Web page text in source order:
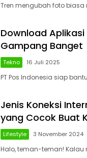
Tren mengubah foto
Download Aplikasi
Gampang Banget
Tekno 16 Juli 2025
PT Pos Indonesia siap
Jenis Koneksi
yang Cocok Buat
Lifestyle 3 November 2024
Halo, teman-teman! Kalau